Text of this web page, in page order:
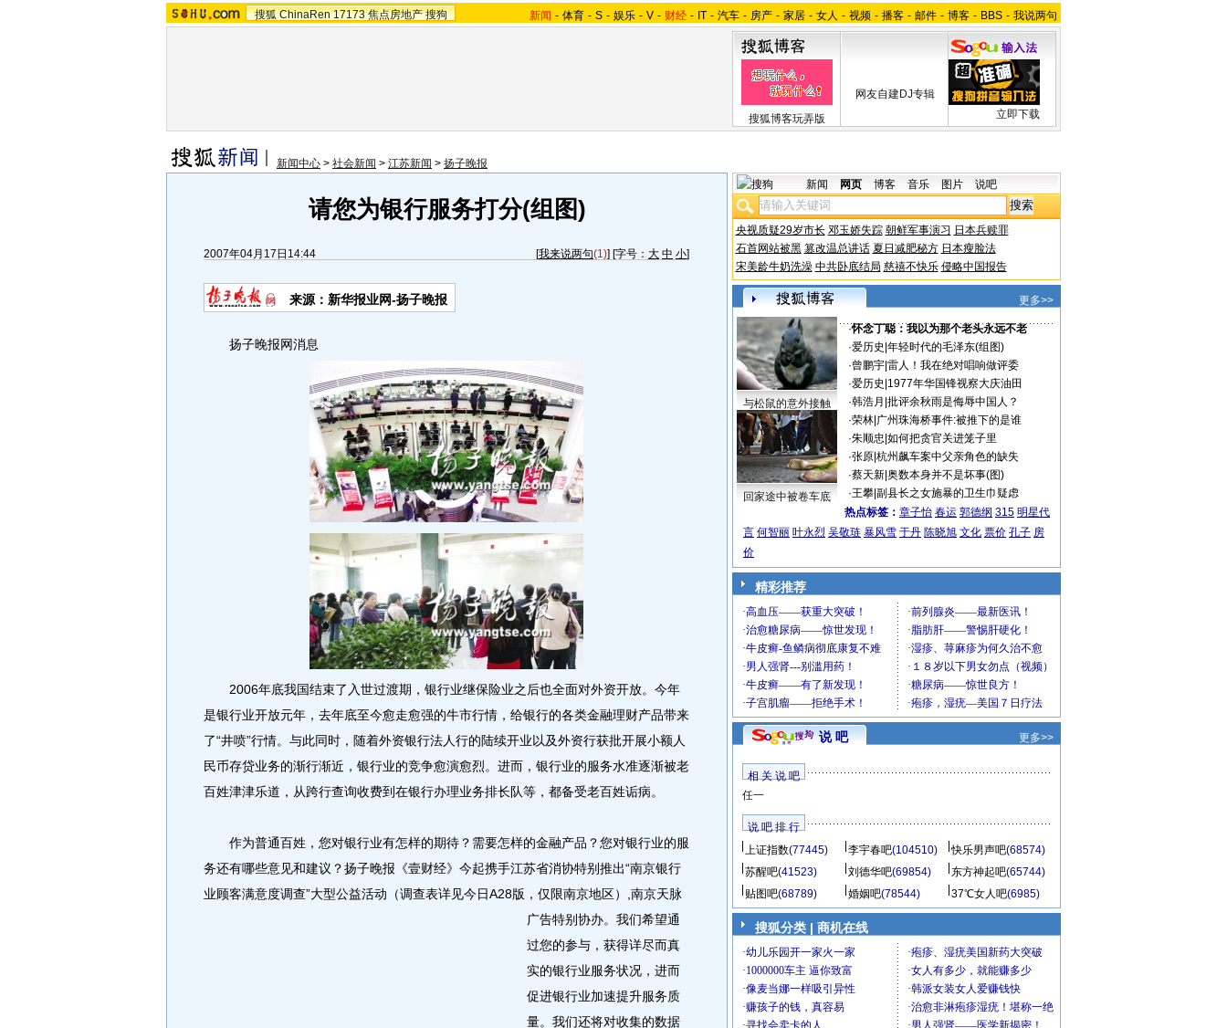
搜狐 ChinaRen 17173 焦点房地产 搜狗 新闻 - 体育 - S - 娱乐 - V - 财经 - IT - 汽车 - 房产 - 家居 - 女人 - 视频 - 播客 - 邮件 - 博客 - BBS - 我说两句
搜狐博客玩弄版
网友自建DJ专辑
立即下载
新闻中心 > 社会新闻 > 江苏新闻 > 扬子晚报
请您为银行服务打分(组图)
2007年04月17日14:44 [我来说两句(1)] [字号： 大 中 小]
来源：新华报业网-扬子晚报
扬子晚报网消息
2006年底我国结束了入世过渡期，银行业继保险业之后也全面对外资开放。今年
是银行业开放元年，去年底至今愈走愈强的牛市行情，给银行的各类金融理财产品带来
了“井喷”行情。与此同时，随着外资银行法人行的陆续开业以及外资行获批开展小额人
民币存贷业务的渐行渐近，银行业的竞争愈演愈烈。进而，银行业的服务水准逐渐被老
百姓津津乐道，从跨行查询收费到在银行办理业务排长队等，都备受老百姓诟病。
作为普通百姓，您对银行业有怎样的期待？需要怎样的金融产品？您对银行业的服
务还有哪些意见和建议？扬子晚报《壹财经》今起携手江苏省消协特别推出“南京银行
业顾客满意度调查”大型公益活动（调查表详见今日A28版，仅限南京地区）,南京天脉
广告特别协办。 我们希望通
过您的参与，获得详尽而真
实的银行业服务状况，进而
促进银行业加速提升服务质
量。我们还将对收集的数据
新闻 网页 博客 音乐 图片 说吧
央视质疑29岁市长 邓玉娇失踪 朝鲜军事演习 日本兵赎罪
石首网站被黑 篡改温总讲话 夏日减肥秘方 日本瘦脸法
宋美龄牛奶洗澡 中共卧底结局 慈禧不快乐 侵略中国报告
更多>>
与松鼠的意外接触
回家途中被卷车底
·怀念丁聪：我以为那个老头永远不老
·爱历史 年轻时代的毛泽东(组图)
·曾鹏宇| 雷人！我在绝对唱响做评委
·爱历史 1977年华国锋视察大庆油田
·韩浩月 批评余秋雨是侮辱中国人？
·荣林| 广州珠海桥事件:被推下的是谁
·朱顺忠 如何把贪官关进笼子里
·张原| 杭州飙车案中父亲角色的缺失
·蔡天新| 奥数本身并不是坏事(图)
·王攀| 副县长之女施暴的卫生巾疑虑
热点标签： 章子怡 春运 郭德纲 315 明星代
言 何智丽 叶永烈 吴敬琏 暴风雪 于丹 陈晓旭 文化 票价 孔子 房
价
精彩推荐
说 吧 更多>>
相 关 说 吧
任一
说 吧 排 行
上证指数(77445) 李宇春吧(104510) 快乐男声吧(68574)
苏醒吧(41523) 刘德华吧(69854) 东方神起吧(65744)
贴图吧(68789) 婚姻吧(78544) 37℃女人吧(6985)
搜狐分类 | 商机在线